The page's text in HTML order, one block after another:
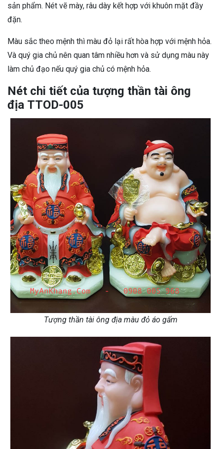
sản phẩm. Nét vẽ mày, râu dày kết hợp với khuôn mặt đầy
đặn.
Màu sắc theo mệnh thì màu đỏ lại rất hòa hợp với mệnh hỏa.
Và quý gia chủ nên quan tâm nhiều hơn và sử dụng màu này
làm chủ đạo nếu quý gia chủ có mệnh hỏa.
Nét chi tiết của tượng thần tài ông
địa TTOD-005
Tượng thần tài ông địa màu đỏ áo gấm